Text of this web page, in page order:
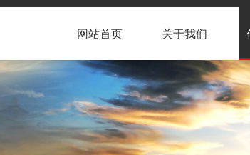
网站首页 关于我们